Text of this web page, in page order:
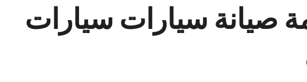
صيانة سيارات سيارات